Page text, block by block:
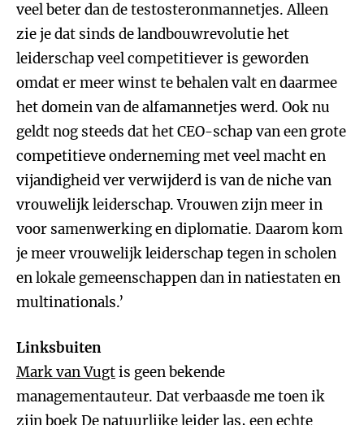
veel beter dan de testosteronmannetjes. Alleen
zie je dat sinds de landbouwrevolutie het
leiderschap veel competitiever is geworden
omdat er meer winst te behalen valt en daarmee
het domein van de alfamannetjes werd. Ook nu
geldt nog steeds dat het CEO-schap van een grote
competitieve onderneming met veel macht en
vijandigheid ver verwijderd is van de niche van
vrouwelijk leiderschap. Vrouwen zijn meer in
voor samenwerking en diplomatie. Daarom kom
je meer vrouwelijk leiderschap tegen in scholen
en lokale gemeenschappen dan in natiestaten en
multinationals.’
Linksbuiten
Mark van Vugtis geen bekende
managementauteur. Dat verbaasde me toen ik
zijn boekDe natuurlijke leiderlas, een echte